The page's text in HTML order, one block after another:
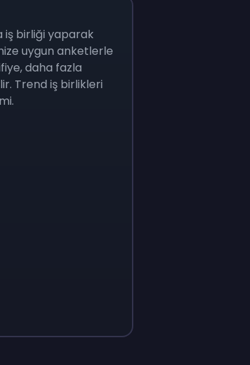
iş birliği yaparak
uygun anketlerle
daha fazla
Trend iş birlikleri